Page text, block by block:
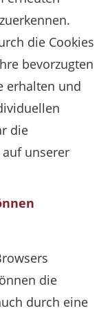
die Cookies
bevorzugten
erhalten und
die
unserer
die
durch eine